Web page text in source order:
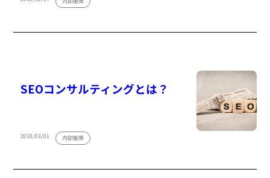
SEOコンサルティングとは？
2018/03/01 内部施策